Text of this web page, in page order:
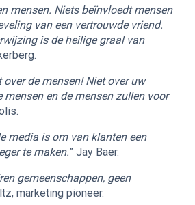
mensen. Niets beïnvloedt mensen
van een vertrouwde vriend.
is de heilige graal van
de mensen! Niet over uw
mensen en de mensen zullen voor
media is om van klanten een
te maken.” Jay Baer.
gemeenschappen, geen
marketing pioneer.